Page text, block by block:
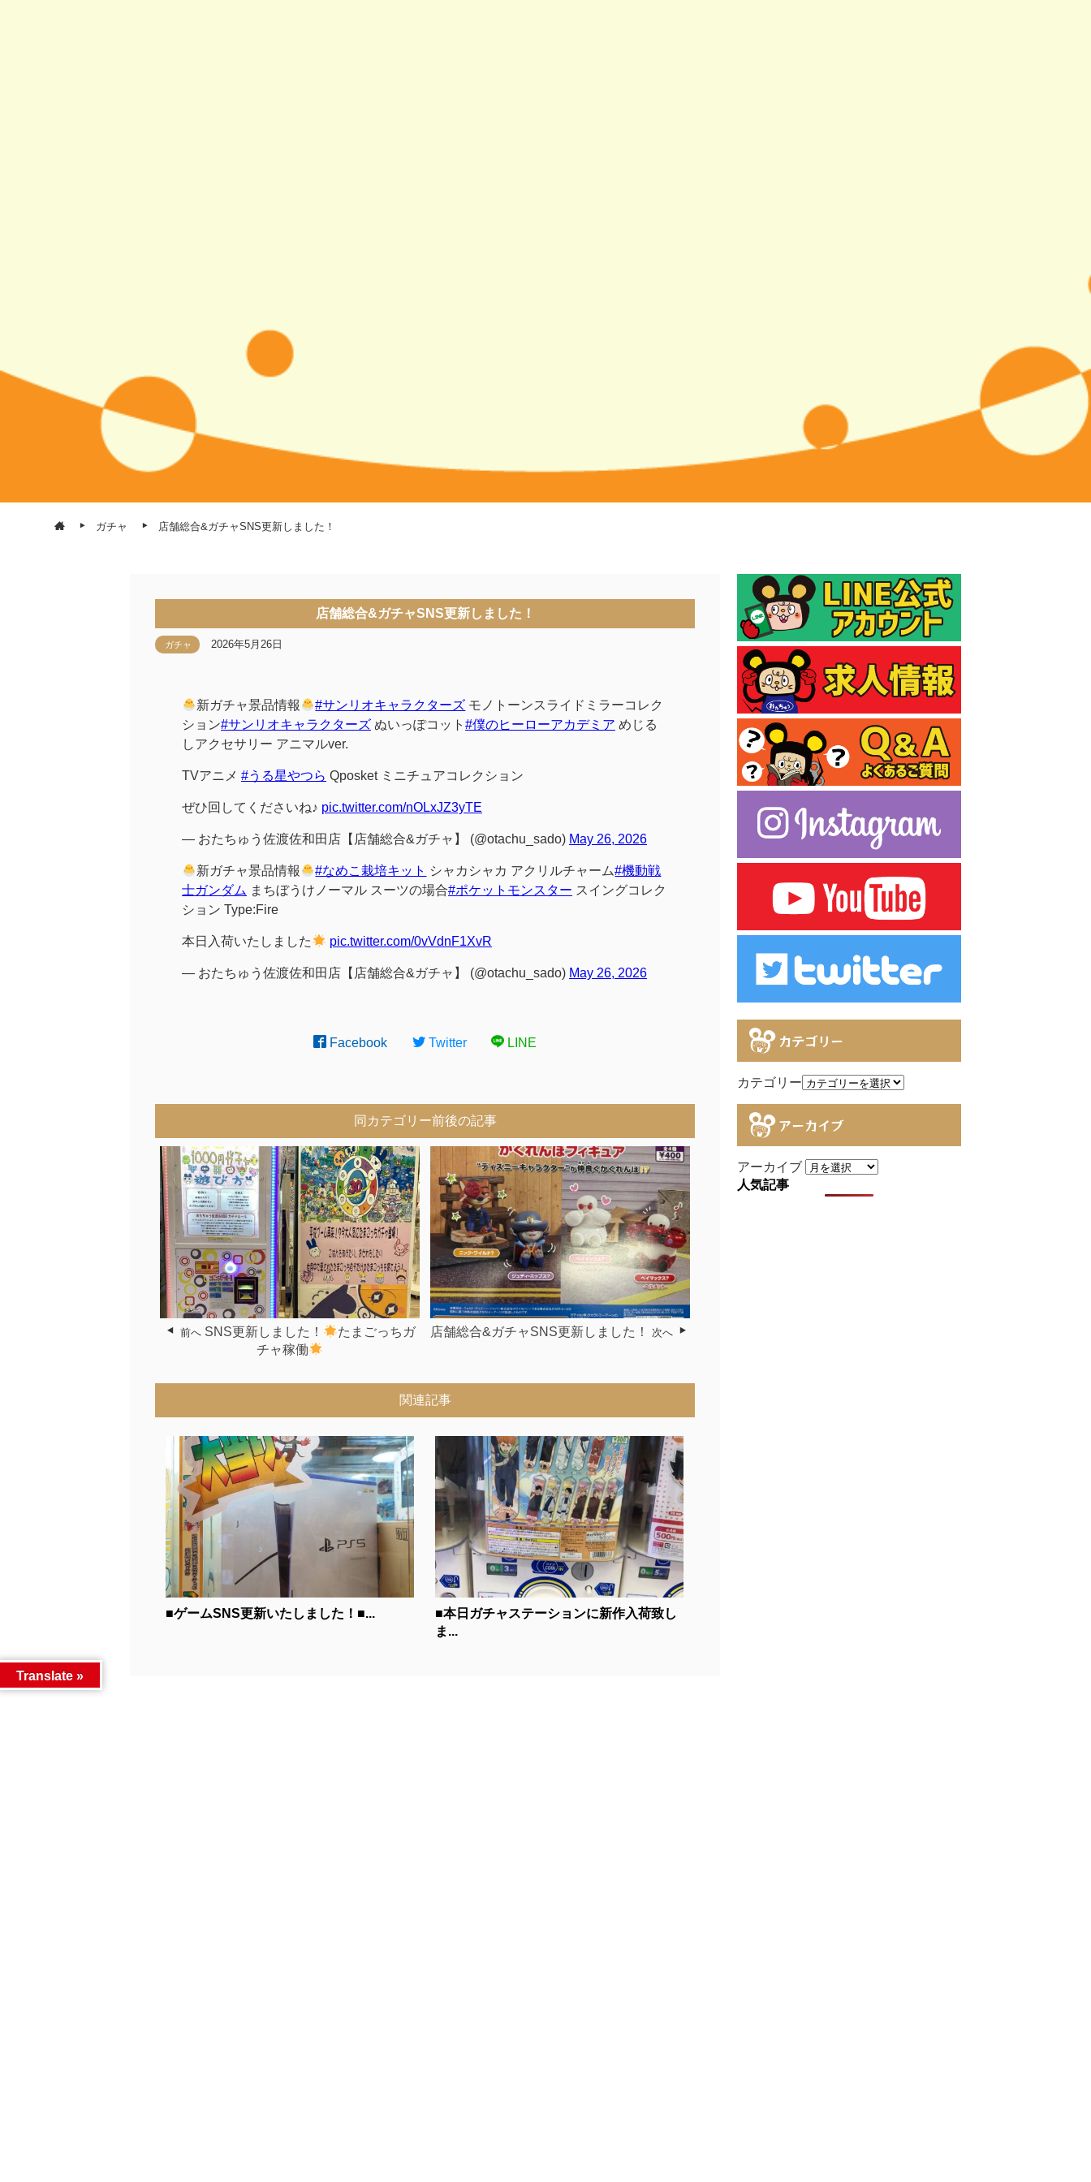
ガチャ 店舗総合&ガチャSNS更新しました！
店舗総合&ガチャSNS更新しました！
ガチャ 2026年5月26日
新ガチャ景品情報 #サンリオキャラクターズ モノトーンスライドミラーコレク
ション#サンリオキャラクターズ ぬいっぽコット #僕のヒーローアカデミア めじる
しアクセサリー アニマルver.
TVアニメ #うる星やつら Qposket ミニチュアコレクション
ぜひ回してくださいね♪ pic.twitter.com/nOLxJZ3yTE
— おたちゅう佐渡佐和田店【店舗総合&ガチャ】 (@otachu_sado) May 26, 2026
新ガチャ景品情報 #なめこ栽培キット シャカシャカ アクリルチャーム#機動戦
士ガンダム まちぼうけノーマル スーツの場合#ポケットモンスター スイングコレク
ション Type:Fire
本日入荷いたしました pic.twitter.com/0vVdnF1XvR
— おたちゅう佐渡佐和田店【店舗総合&ガチャ】 (@otachu_sado) May 26, 2026
Facebook Twitter LINE
同カテゴリー前後の記事
前へ SNS更新しました！
たまごっちガ
チャ稼働
店舗総合&ガチャSNS更新しました！ 次へ
関連記事
■ゲームSNS更新いたしました！■...
■本日ガチャステーションに新作入荷致し
ま...
カテゴリー
カテゴリー
アーカイブ
アーカイブ
人気記事
Translate »